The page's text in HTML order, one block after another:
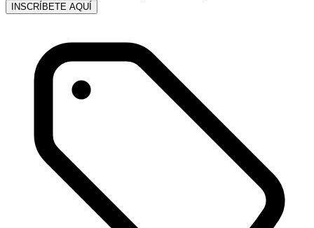
INSCRÍBETE AQUÍ